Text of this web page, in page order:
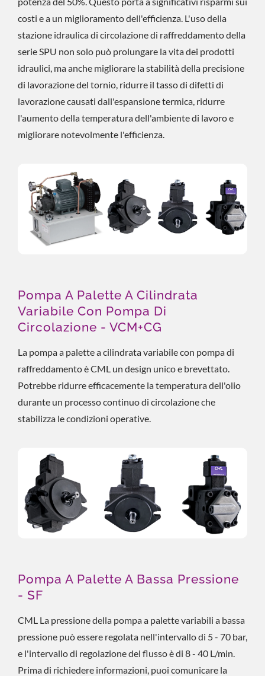
costi e a un miglioramento dell'efficienza. L'uso della
stazione idraulica di circolazione di raffreddamento della
serie SPU non solo può prolungare la vita dei prodotti
idraulici, ma anche migliorare la stabilità della precisione
di lavorazione del tornio, ridurre il tasso di difetti di
lavorazione causati dall'espansione termica, ridurre
l'aumento della temperatura dell'ambiente di lavoro e
migliorare notevolmente l'efficienza.
Pompa A Palette A Cilindrata
Variabile Con Pompa Di
Circolazione - VCM+CG
La pompa a palette a cilindrata variabile con pompa di
raffreddamento è CML un design unico e brevettato.
Potrebbe ridurre efficacemente la temperatura dell'olio
durante un processo continuo di circolazione che
stabilizza le condizioni operative.
Pompa A Palette A Bassa Pressione
- SF
CML La pressione della pompa a palette variabili a bassa
pressione può essere regolata nell'intervallo di 5 - 70 bar,
e l'intervallo di regolazione del flusso è di 8 - 40 L/min.
Prima di richiedere informazioni, puoi comunicare la